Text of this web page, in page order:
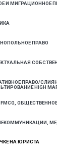
И МИГРАЦИОННОЕ
ПРАВО
ПРАВО/
HIGH
НА ЮРИСТА